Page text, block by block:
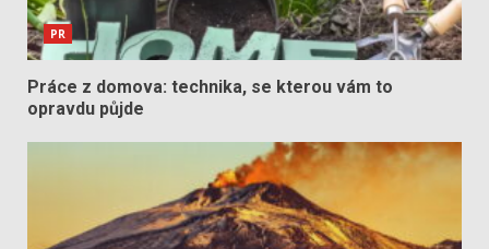
PR
Práce z domova: technika, se kterou vám to
opravdu půjde